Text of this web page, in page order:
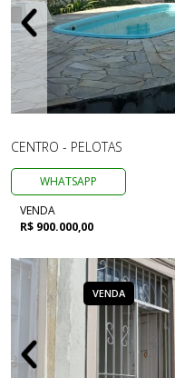
CENTRO - PELOTAS
WHATSAPP
VENDA
R$ 900.000,00
VENDA